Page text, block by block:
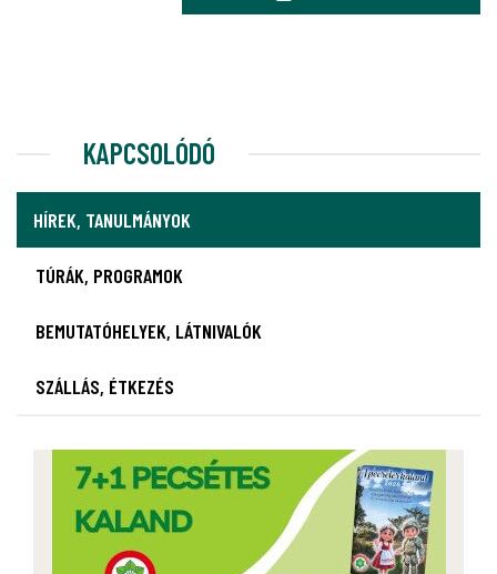
KAPCSOLÓDÓ
HÍREK, TANULMÁNYOK
TÚRÁK, PROGRAMOK
BEMUTATÓHELYEK, LÁTNIVALÓK
SZÁLLÁS, ÉTKEZÉS